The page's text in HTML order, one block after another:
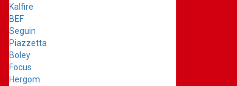
Kalfire
BEF
Seguin
Piazzetta
Boley
Focus
Hergom